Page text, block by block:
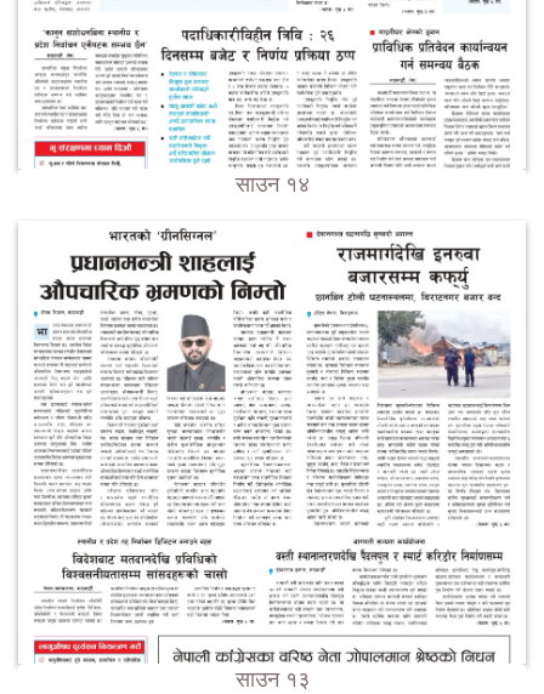
साउन १४
साउन १३